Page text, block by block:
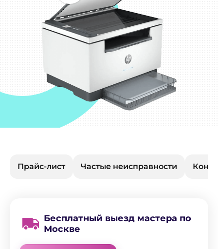
Прайс-лист Частые неисправности
Бесплатный выезд мастера по
Москве